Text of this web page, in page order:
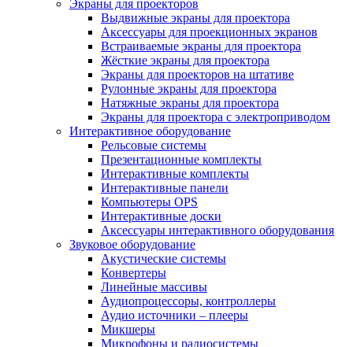
Экраны для проекторов
Выдвижные экраны для проектора
Аксессуары для проекционных экранов
Встраиваемые экраны для проектора
Жёсткие экраны для проектора
Экраны для проекторов на штативе
Рулонные экраны для проектора
Натяжные экраны для проектора
Экраны для проектора с электроприводом
Интерактивное оборудование
Рельсовые системы
Презентационные комплекты
Интерактивные комплекты
Интерактивные панели
Компьютеры OPS
Интерактивные доски
Аксессуары интерактивного оборудования
Звуковое оборудование
Акустические системы
Конвертеры
Линейные массивы
Аудиопроцессоры, контроллеры
Аудио источники – плееры
Микшеры
Микрофоны и радиосистемы